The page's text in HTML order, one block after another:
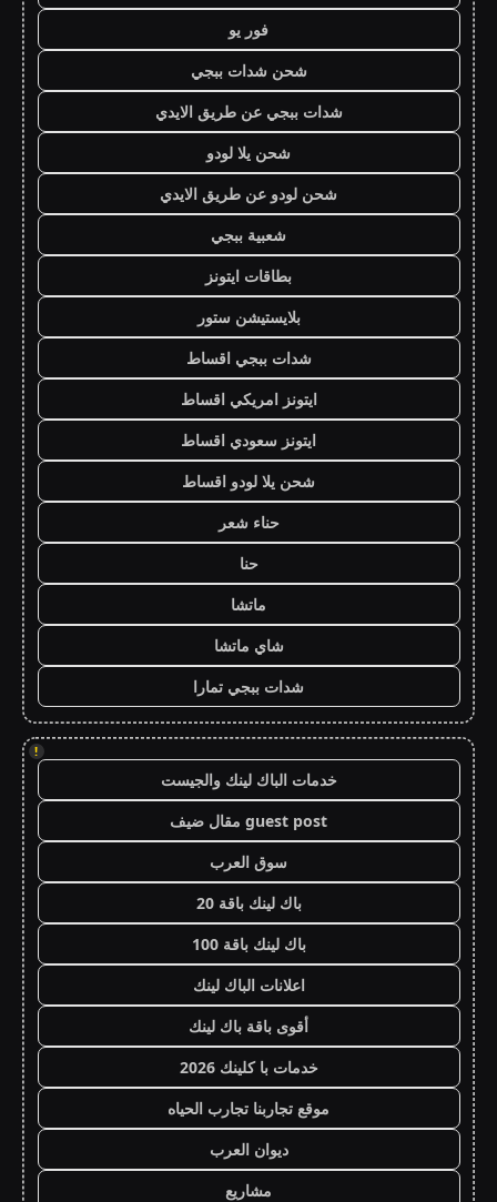
فور يو
شحن شدات ببجي
شدات ببجي عن طريق الايدي
شحن يلا لودو
شحن لودو عن طريق الايدي
شعبية ببجي
بطاقات ايتونز
بلايستيشن ستور
شدات ببجي اقساط
ايتونز امريكي اقساط
ايتونز سعودي اقساط
شحن يلا لودو اقساط
حناء شعر
حنا
ماتشا
شاي ماتشا
شدات ببجي تمارا
!
خدمات الباك لينك والجيست
guest post مقال ضيف
سوق العرب
باك لينك باقة 20
باك لينك باقة 100
اعلانات الباك لينك
أقوى باقة باك لينك
خدمات با كلينك 2026
موقع تجاربنا تجارب الحياه
ديوان العرب
مشاريع